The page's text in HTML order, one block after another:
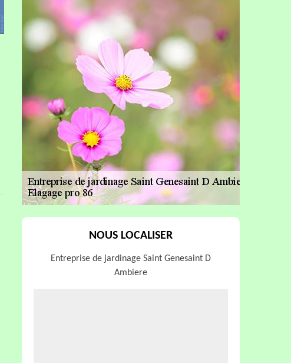
NOUS LOCALISER
Entreprise de jardinage Saint Genesaint D
Ambiere